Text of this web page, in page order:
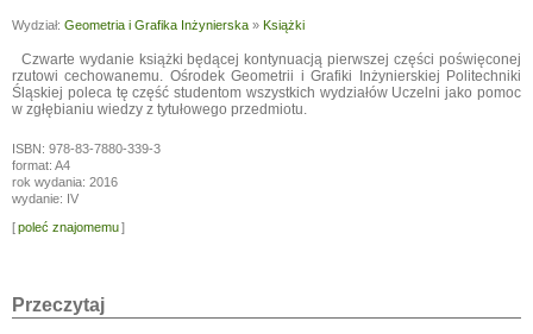
Wydział: Geometria i Grafika Inżynierska » Książki
Czwarte wydanie książki będącej kontynuacją pierwszej części poświęconej
rzutowi cechowanemu. Ośrodek Geometrii i Grafiki Inżynierskiej Politechniki
Śląskiej poleca tę część studentom wszystkich wydziałów Uczelni jako pomoc
w zgłębianiu wiedzy z tytułowego przedmiotu.
ISBN: 978-83-7880-339-3
format: A4
rok wydania: 2016
wydanie: IV
[poleć znajomemu]
Przeczytaj